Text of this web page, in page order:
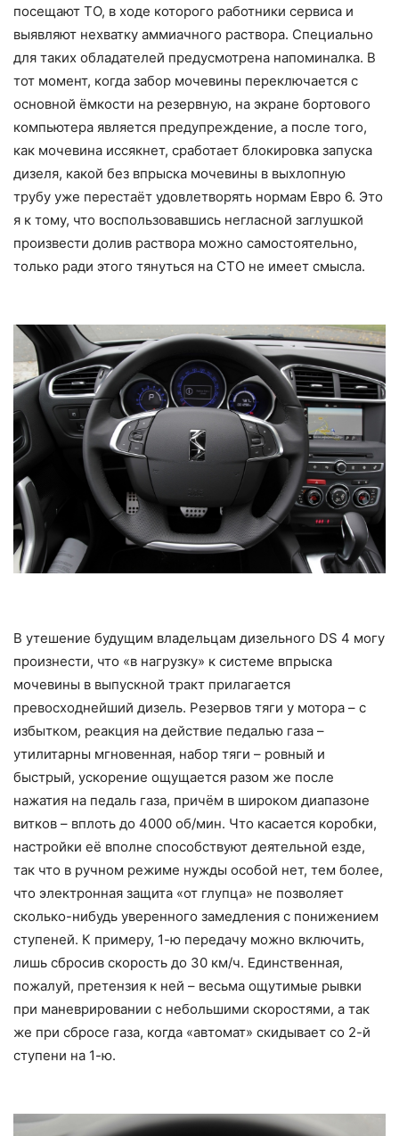
посещают ТО, в ходе которого работники сервиса и
выявляют нехватку аммиачного раствора. Специально
для таких обладателей предусмотрена напоминалка. В
тот момент, когда забор мочевины переключается с
основной ёмкости на резервную, на экране бортового
компьютера является предупреждение, а после того,
как мочевина иссякнет, сработает блокировка запуска
дизеля, какой без впрыска мочевины в выхлопную
трубу уже перестаёт удовлетворять нормам Евро 6. Это
я к тому, что воспользовавшись негласной заглушкой
произвести долив раствора можно самостоятельно,
только ради этого тянуться на СТО не имеет смысла.
В утешение будущим владельцам дизельного DS 4 могу
произнести, что «в нагрузку» к системе впрыска
мочевины в выпускной тракт прилагается
превосходнейший дизель. Резервов тяги у мотора – с
избытком, реакция на действие педалью газа –
утилитарны мгновенная, набор тяги – ровный и
быстрый, ускорение ощущается разом же после
нажатия на педаль газа, причём в широком диапазоне
витков – вплоть до 4000 об/мин. Что касается коробки,
настройки её вполне способствуют деятельной езде,
так что в ручном режиме нужды особой нет, тем более,
что электронная защита «от глупца» не позволяет
сколько-нибудь уверенного замедления с понижением
ступеней. К примеру, 1-ю передачу можно включить,
лишь сбросив скорость до 30 км/ч. Единственная,
пожалуй, претензия к ней – весьма ощутимые рывки
при маневрировании с небольшими скоростями, а так
же при сбросе газа, когда «автомат» скидывает со 2-й
ступени на 1-ю.